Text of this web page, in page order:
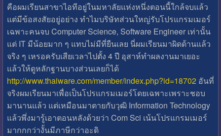
คือผมเรียนสาขาไอทีอยู่ในมหาลัยแห่งหนึ่งตอนนี้ใกล้จบแล้ว
แต่มีข้อสงสัยอยู่อย่าง ทำไมบริษัทส่วนใหญ่รับโปรแกรมเมอร์
เฉพาะคนจบ Computer Science, Software Engineer เท่านั้น
แต่ IT มีน้อยมาก ๆ แทบไม่มีที่ยืนเลย นี่ผมเรียนมาผิดด้านแล้ว
จริง ๆ เหรอครับเสียเวลาไปตั้ง 4 ปี อุสาห์ทำผลงานมาเยอะ
แล้วให้ดูหลักฐานบางส่วนเลยก็ได้
http://www.thaiware.com/member/index.php?id=18702อันที่
จริงผมเรียนมาเพื่อเป็นโปรแกรมเมอร์โดยเฉพาะเพราะชอบ
มานานแล้ว แต่เหมือนมาตายกับวุฒิ Information Technology
แล้วพึ่งมารู้เอาตอนหลังด้วยว่า Com Sci เน้นโปรแกรมเมอร์
มากกกว่างั้นมีภาษีกว่าอะดิ